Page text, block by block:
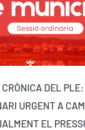
DEL
URGENT A
EL